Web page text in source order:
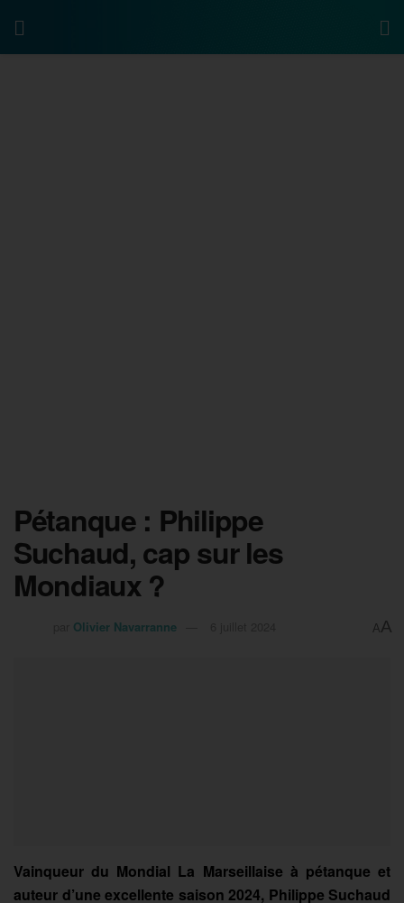
Pétanque : Philippe
Suchaud, cap sur les
Mondiaux ?
Olivier Navarranne AA
Vainqueur du Mondial La Marseillaise à pétanque et
auteur d’une excellente saison 2024, Philippe Suchaud